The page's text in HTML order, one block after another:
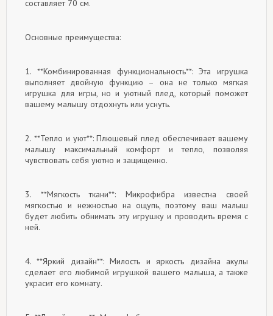
составляет 70 см.
Основные преимущества:
1. **Комбинированная функциональность**: Эта игрушка
выполняет двойную функцию – она не только мягкая
игрушка для игры, но и уютный плед, который поможет
вашему малышу отдохнуть или уснуть.
2. **Тепло и уют**: Плюшевый плед обеспечивает вашему
малышу максимальный комфорт и тепло, позволяя
чувствовать себя уютно и защищенно.
3. **Мягкость ткани**: Микрофибра известна своей
мягкостью и нежностью на ощупь, поэтому ваш малыш
будет любить обнимать эту игрушку и проводить время с
ней.
4. **Яркий дизайн**: Милость и яркость дизайна акулы
сделает его любимой игрушкой вашего малыша, а также
украсит его комнату.